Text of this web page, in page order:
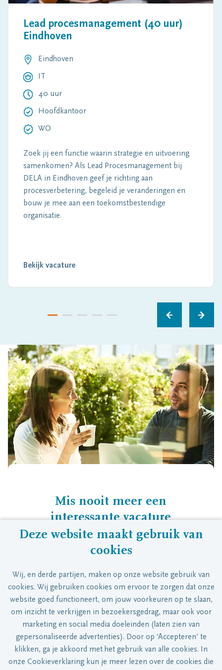
Deze website maakt gebruik van
cookies
Wij, en derde partijen, maken op onze website gebruik van
cookies. Wij gebruiken cookies om ervoor te zorgen dat onze
website goed functioneert, om jouw voorkeuren op te slaan,
om inzicht te verkrijgen in bezoekersgedrag, maar ook voor
marketing en social media doeleinden (laten zien van
gepersonaliseerde advertenties). Door op ‘Accepteren’ te
klikken, ga je akkoord met het gebruik van alle cookies. In
onze Cookieverklaring kun je meer lezen over de cookies die
Lead procesmanagement (40 uur)
Eindhoven
Eindhoven
IT
40 uur
Hoofdkantoor
WO
Zoek jij een functie waarin strategie en uitvoering
samenkomen? Als Lead Procesmanagement bij
DELA in Eindhoven geef je richting aan
procesverbetering, begeleid je veranderingen en
bouw je mee aan een toekomstbestendige
organisatie.
Bekijk vacature
Mis nooit meer een
interessante vacature
Stel een job alert in en ontvang de
vacatures die bij je passen direct in je
Stel job alert in